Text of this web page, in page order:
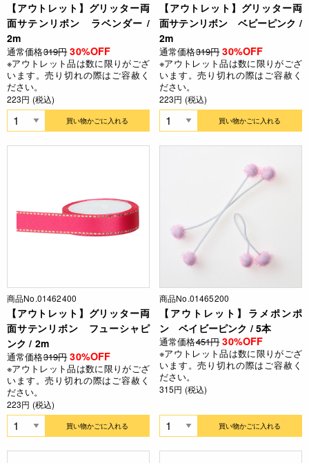
【アウトレット】グリッター両
面サテンリボン ラベンダー /
2m
通常価格319円 30%OFF
※アウトレット品は数に限りがござ
います。売り切れの際はご容赦く
ださい。
223円 (税込)
買い物かごに入れる
【アウトレット】グリッター両
面サテンリボン ベビーピンク /
2m
通常価格319円 30%OFF
※アウトレット品は数に限りがござ
います。売り切れの際はご容赦く
ださい。
223円 (税込)
買い物かごに入れる
商品No.01462400
【アウトレット】グリッター両
面サテンリボン フューシャピ
ンク / 2m
通常価格319円 30%OFF
※アウトレット品は数に限りがござ
います。売り切れの際はご容赦く
ださい。
223円 (税込)
買い物かごに入れる
商品No.01465200
【アウトレット】ラメポンポ
ン ベイビーピンク / 5本
通常価格451円 30%OFF
※アウトレット品は数に限りがござ
います。売り切れの際はご容赦く
ださい。
315円 (税込)
買い物かごに入れる